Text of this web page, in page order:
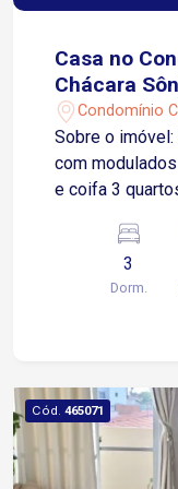
Casa no
Chácara
Condomínio
Sobre o imóvel: Sala de
com
e coifa 3 quartos,
excelente
Ambientes
garantindo
importante eixo comercial 7
Dom Aguirre,
regiões Próxima às Avenidas Itavuvu e Ipanema,
com ampla
3
Dorm.
Cód. 465071